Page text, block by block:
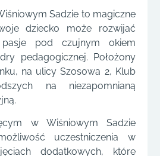
Sadzie to magiczne
dziecko może rozwijać
pod czujnym okiem
pedagogicznej. Położony
na ulicy Szosowa 2, Klub
na niezapomnianą
w Wiśniowym Sadzie
uczestniczenia w
dodatkowych, które